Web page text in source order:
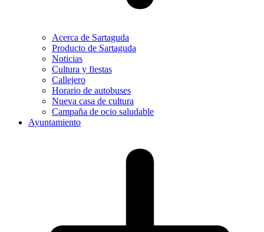
Acerca de Sartaguda
Producto de Sartaguda
Noticias
Cultura y fiestas
Callejero
Horario de autobuses
Nueva casa de cultura
Campaña de ocio saludable
Ayuntamiento